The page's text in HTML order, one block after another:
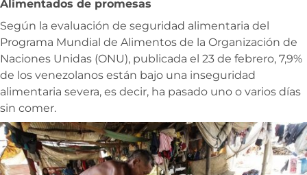
Alimentados de promesas
Según la evaluación de seguridad alimentaria del
Programa Mundial de Alimentos de la Organización de
Naciones Unidas (ONU), publicada el 23 de febrero, 7,9%
de los venezolanos están bajo una inseguridad
alimentaria severa, es decir, ha pasado uno o varios días
sin comer.